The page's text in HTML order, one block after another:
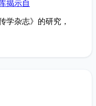
揭示自
学杂志》的研究，